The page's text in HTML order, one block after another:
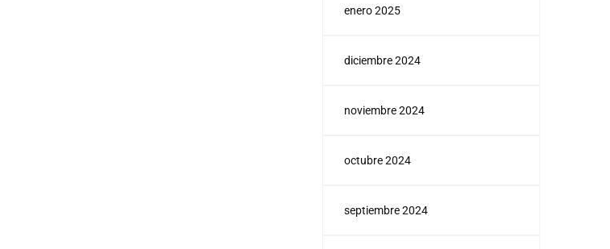
enero 2025
diciembre 2024
noviembre 2024
octubre 2024
septiembre 2024